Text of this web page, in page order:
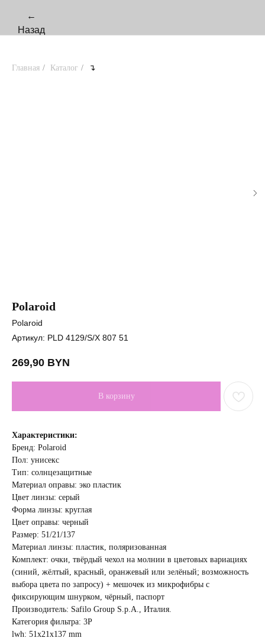
←
Назад
Главная / Каталог / ↴
Polaroid
Polaroid
Артикул: PLD 4129/S/X 807 51
269,90 BYN
В корзину
Характеристики:
Бренд: Polaroid
Пол: унисекс
Тип: солнцезащитные
Материал оправы: эко пластик
Цвет линзы: cерый
Форма линзы: круглая
Цвет оправы: черный
Размер: 51/21/137
Материал линзы: пластик, поляризованная
Комплект: очки, твёрдый чехол на молнии в цветовых вариациях
(синий, жёлтый, красный, оранжевый или зелёный; возможность
выбора цвета по запросу) + мешочек из микрофибры с
фиксирующим шнурком, чёрный, паспорт
Производитель: Safilo Group S.p.A., Италия.
Категория фильтра: 3Р
lwh: 51x21x137 mm